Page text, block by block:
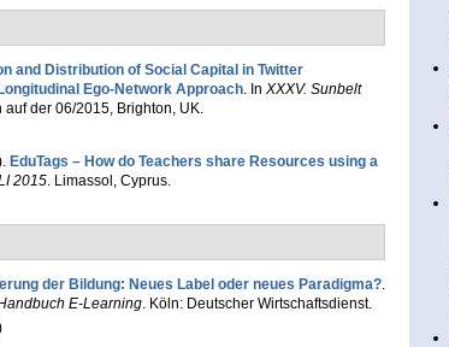
and Distribution of Social Capital in Twitter
Ego-Network Approach. In XXXV. Sunbelt
auf der 06/2015, Brighton, UK.
EduTags – How do Teachers share Resources using a
2015. Limassol, Cyprus.
der Bildung: Neues Label oder neues Paradigma?.
E-Learning. Köln: Deutscher Wirtschaftsdienst.